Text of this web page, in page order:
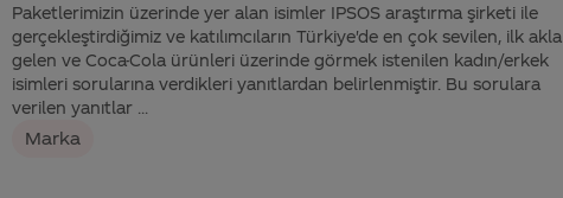
Paketlerimizin üzerinde yer alan isimler IPSOS araştırma şirketi ile
gerçekleştirdiğimiz ve katılımcıların Türkiye'de en çok sevilen, ilk akla
gelen ve Coca-Cola ürünleri üzerinde görmek istenilen kadın/erkek
isimleri sorularına verdikleri yanıtlardan belirlenmiştir. Bu sorulara
verilen yanıtlar ...
Marka